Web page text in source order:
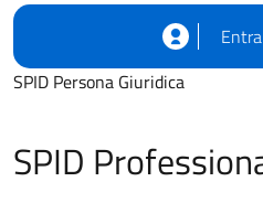
SPID Persona Giuridica
SPID